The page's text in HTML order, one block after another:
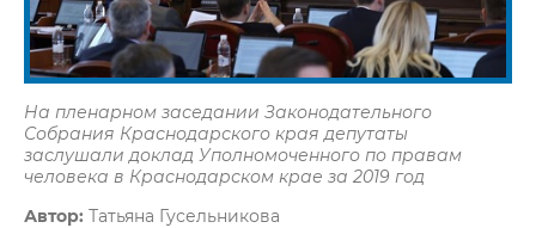
На пленарном заседании Законодательного
Собрания Краснодарского края депутаты
заслушали доклад Уполномоченного по правам
человека в Краснодарском крае за 2019 год
Автор: Татьяна Гусельникова